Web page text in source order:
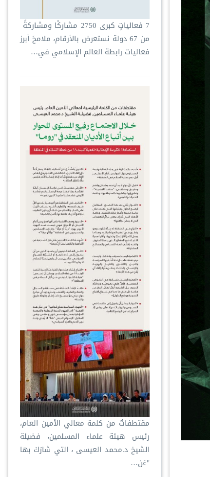
‏7 فعالياتٍ كبرى ‏2750 مشاركًا ومشاركةً ‏
من 67 دولة ‏نستعرض بالأرقام، ملامحَ أبرز
فعاليات ⁧‫رابطة العالم الإسلامي‬⁩ في…
مقتطفاتٌ من كلمة معالي الأمين العام،
رئيس هيئة علماء المسلمين، فضيلة
الشيخ د.⁧‫محمد العيسى‬⁩ ‬⁩، التي شارَكَ بها
"عَن…